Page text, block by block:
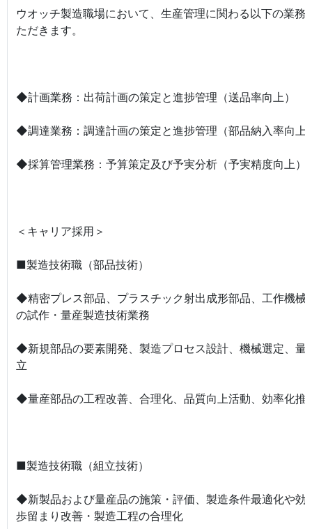
ウオッチ製造職場において、生産管理に関わる以下の業務
ただきます。
◆計画業務：出荷計画の策定と進捗管理（送品率向上）
◆調達業務：調達計画の策定と進捗管理（部品納入率向上
◆採算管理業務：予算策定及び予実分析（予実精度向上）
＜キャリア採用＞
■製造技術職（部品技術）
◆精密プレス部品、プラスチック射出成形部品、工作機械
の試作・量産製造技術業務
◆新規部品の要素開発、製造プロセス設計、機械選定、量
立
◆量産部品の工程改善、合理化、品質向上活動、効率化推
■製造技術職（組立技術）
◆新製品および量産品の施策・評価、製造条件最適化や効
歩留まり改善・製造工程の合理化